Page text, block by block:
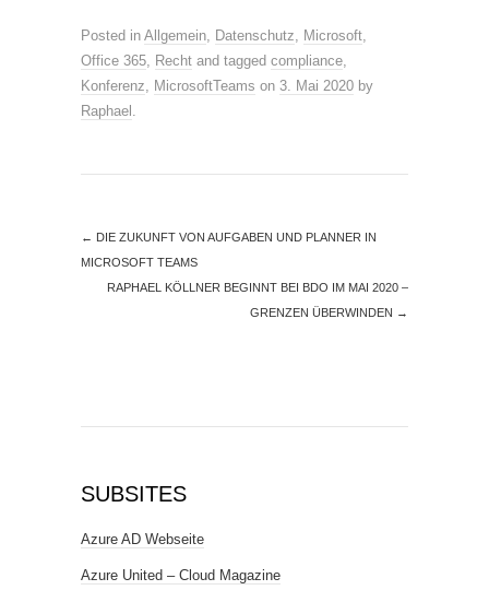
Posted in Allgemein, Datenschutz, Microsoft,
Office 365, Recht and tagged compliance,
Konferenz, MicrosoftTeams on 3. Mai 2020 by
Raphael .
← DIE ZUKUNFT VON AUFGABEN UND PLANNER IN
MICROSOFT TEAMS
RAPHAEL KÖLLNER BEGINNT BEI BDO IM MAI 2020 –
GRENZEN ÜBERWINDEN →
SUBSITES
Azure AD Webseite
Azure United – Cloud Magazine